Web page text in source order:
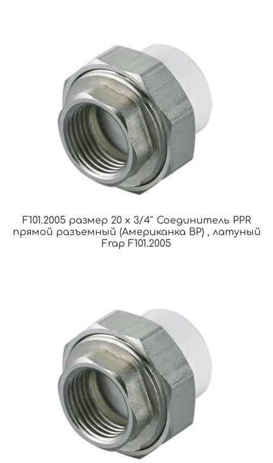
F101.2005 размер 20 x 3/4″ Соединитель PPR
прямой разъемный (Американка ВР) , латуный
Frap F101.2005